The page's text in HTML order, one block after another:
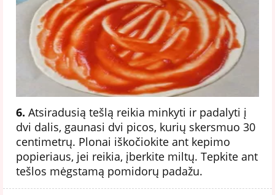
6. Atsiradusią tešlą reikia minkyti ir padalyti į
dvi dalis, gaunasi dvi picos, kurių skersmuo 30
centimetrų. Plonai iškočiokite ant kepimo
popieriaus, jei reikia, įberkite miltų. Tepkite ant
tešlos mėgstamą pomidorų padažu.